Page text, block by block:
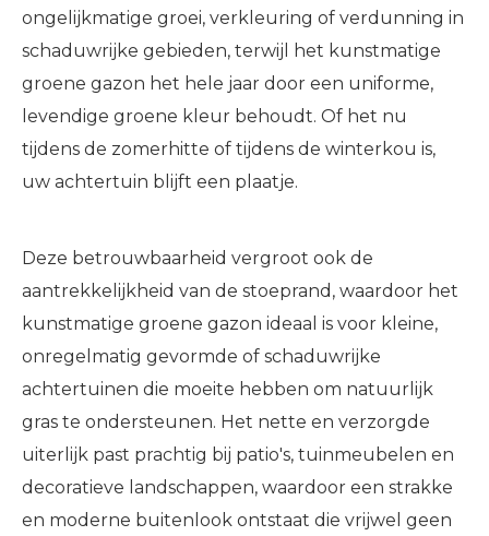
ongelijkmatige groei, verkleuring of verdunning in
schaduwrijke gebieden, terwijl het kunstmatige
groene gazon het hele jaar door een uniforme,
levendige groene kleur behoudt. Of het nu
tijdens de zomerhitte of tijdens de winterkou is,
uw achtertuin blijft een plaatje.
Deze betrouwbaarheid vergroot ook de
aantrekkelijkheid van de stoeprand, waardoor het
kunstmatige groene gazon ideaal is voor kleine,
onregelmatig gevormde of schaduwrijke
achtertuinen die moeite hebben om natuurlijk
gras te ondersteunen. Het nette en verzorgde
uiterlijk past prachtig bij patio's, tuinmeubelen en
decoratieve landschappen, waardoor een strakke
en moderne buitenlook ontstaat die vrijwel geen